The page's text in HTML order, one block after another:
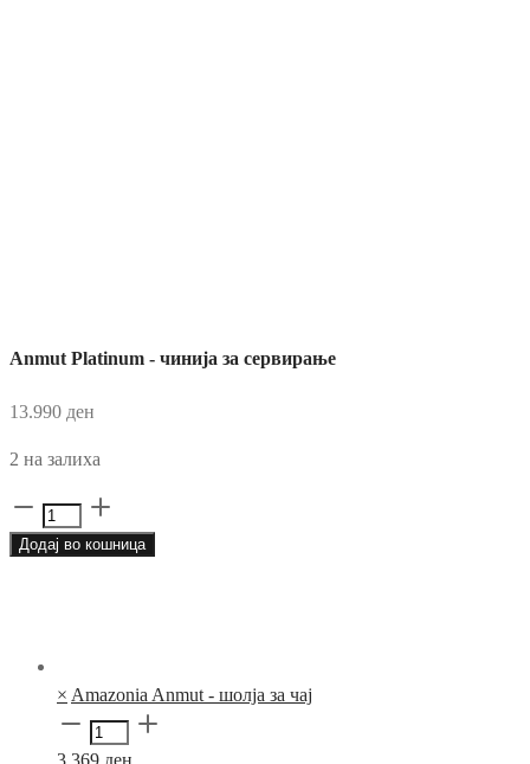
Anmut Platinum - чинија за сервирање
13.990 ден
2 на залиха
Anmut
Platinum
-
количина
Додај во кошница
× Amazonia Anmut - шолја за чај
Amazonia
Anmut
3.369 ден